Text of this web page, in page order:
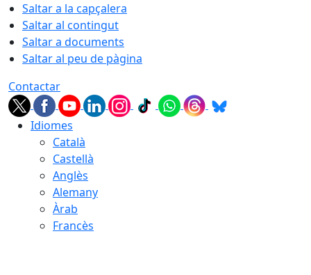
Saltar a la capçalera
Saltar al contingut
Saltar a documents
Saltar al peu de pàgina
Contactar
Idiomes
Català
Castellà
Anglès
Alemany
Àrab
Francès